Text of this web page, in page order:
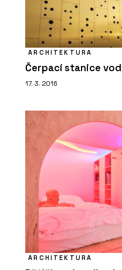
ARCHITEKTURA
Čerpací stanice
17. 3. 2016
ARCHITEKTURA